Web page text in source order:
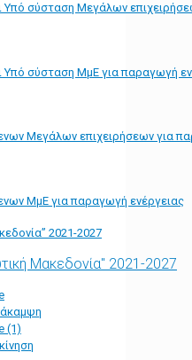
Υπό σύσταση Μεγάλων
Υπό σύσταση ΜμΕ για παραγωγή
Μεγάλων επιχειρήσεων για
ΜμΕ για παραγωγή ενέργειας
2021-2027
Μακεδονία" 2021-2027